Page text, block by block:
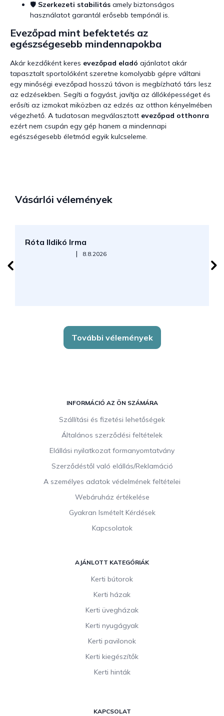
🛡️ Szerkezeti stabilitás amely biztonságos
használatot garantál erősebb tempónál is.
Evezőpad mint befektetés az
egészségesebb mindennapokba
Akár kezdőként keres evezőpad eladó ajánlatot akár
tapasztalt sportolóként szeretne komolyabb gépre váltani
egy minőségi evezőpad hosszú távon is megbízható társ lesz
az edzésekben. Segíti a fogyást, javítja az állóképességet és
erősíti az izmokat miközben az edzés az otthon kényelmében
végezhető. A tudatosan megválasztott evezőpad otthonra
ezért nem csupán egy gép hanem a mindennapi
egészségesebb életmód egyik kulcseleme.
Vásárlói vélemények
Róta Ildikó Irma
Az áruház értékelése 5-ből 5 csillag.
| 8.8.2026
További vélemények
INFORMÁCIÓ AZ ÖN SZÁMÁRA
Szállítási és fizetési lehetőségek
Általános szerződési feltételek
Elállási nyilatkozat formanyomtatvány
Szerződéstől való elállás/Reklamáció
A személyes adatok védelmének feltételei
Webáruház értékelése
Gyakran Ismételt Kérdések
Kapcsolatok
AJÁNLOTT KATEGÓRIÁK
Kerti bútorok
Kerti házak
Kerti üvegházak
Kerti nyugágyak
Kerti pavilonok
Kerti kiegészítők
Kerti hinták
KAPCSOLAT